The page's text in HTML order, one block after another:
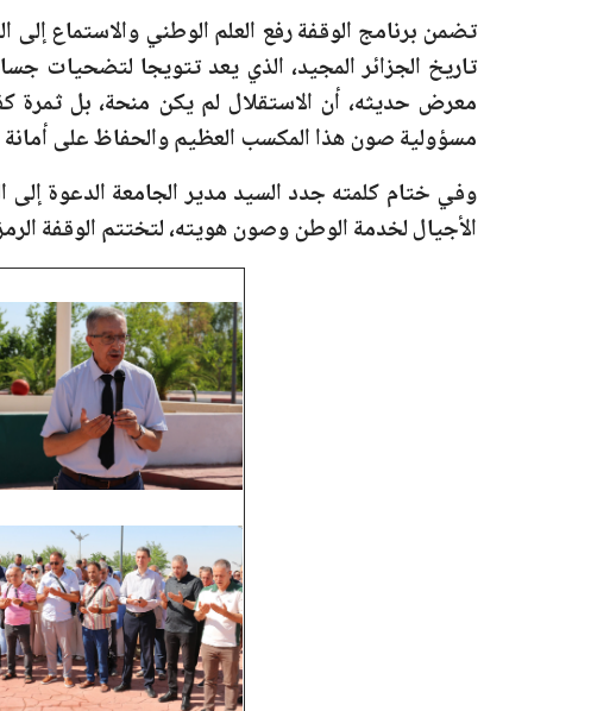
تضمن برنامج الوقفة رفع العلم الوطني والاستماع
تاريخ الجزائر المجيد، الذي يعد تتويجا لتضحيات
معرض حديثه، أن الاستقلال لم يكن منحة، بل ثمرة
مسؤولية صون هذا المكسب العظيم والحفاظ على أمانة
وفي ختام كلمته جدد السيد مدير الجامعة الدعوة إلى
الأجيال لخدمة الوطن وصون هويته، لتختتم الوقفة